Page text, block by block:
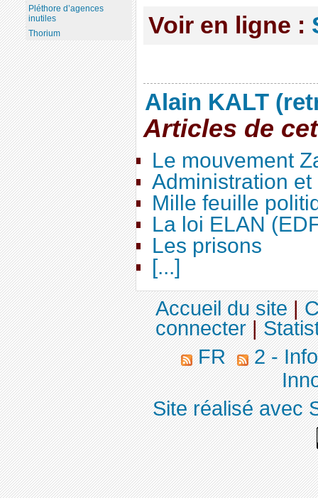
Voir en ligne :
Alain KALT
Articles de
Le mouvement
Administration
Mille feuille
La loi ELAN
Les prisons
[...]
Pléthore d’agences
inutiles
Thorium
Accueil du site|
connecter|
FR
2 -
Site réalisé avec